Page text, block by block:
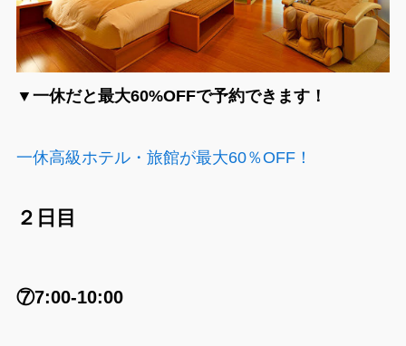
▼一休だと最大60%OFFで予約できます！
一休高級ホテル・旅館が最大60％OFF！
２日目
⑦7:00-10:00